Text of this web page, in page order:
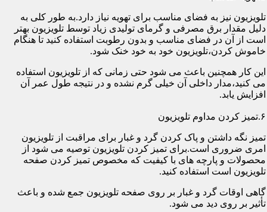
تلویزیون نیز به فضای مناسب برای تهویه نیاز دارد.به طور کلی به
دلیل مقدار برق مصرفی و گرمای تولیدی زیاد توسط تلویزیون بهتر
است از آن در فضای مناسب و بدون رطوبت استفاده کنید تا هنگام
خاموش کردن،تلویزیون خود به خود خنک شود.
این کار همچنین باعث می شود حتی زمانی که از تلویزیون استفاده
می کنید،مدار داخلی آن خیلی گرم نشده و در نتیجه طول عمر آن
افزایش یابد.
۶.تمیز کردن مداوم تلویزیون
تمیز نگه داشتن و پاک کردن گرد و غبار برای مراقبت از تلویزیون
امری ضروری است.برای تمیز کردن تلویزیون توصیه می شود از
محصولات و پارچه های با کیفیت که مخصوص تمیز کردن صفحه
تلویزیون است استفاده کنید.
گاهی اوقات گرد و غبار بر روی صفحه تلویزیون جمع شده و باعث
تأثیر بر روی دید می شود.